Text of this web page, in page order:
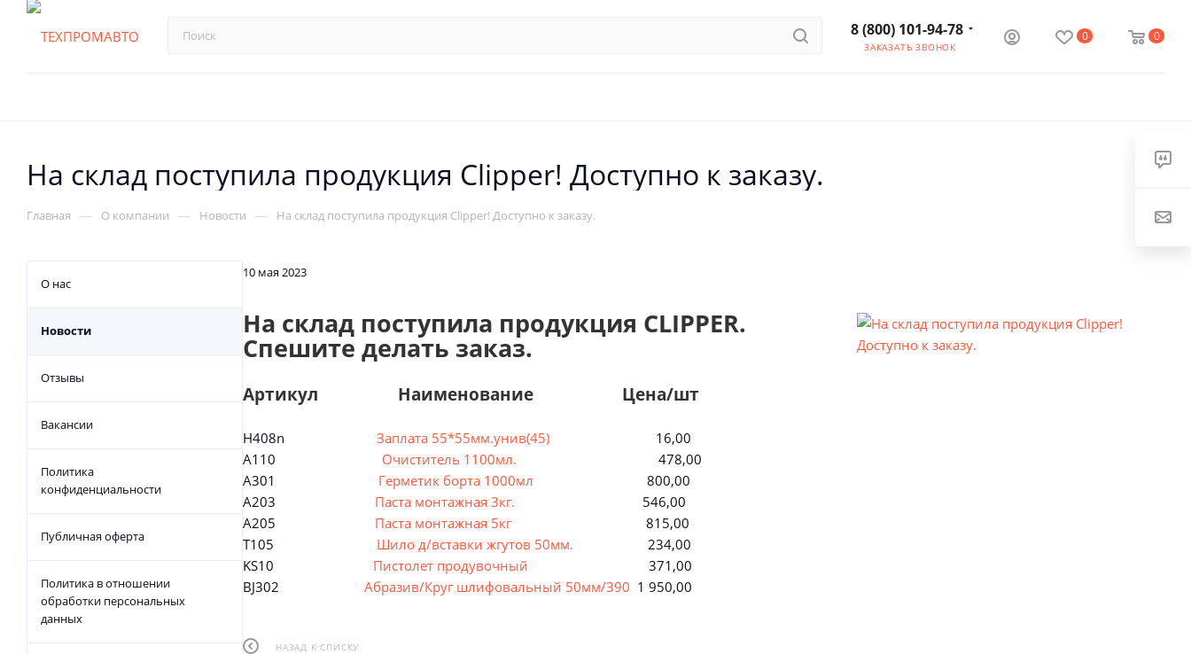
8 (800) 101-94-78
ЗАКАЗАТЬ ЗВОНОК
0 0
На склад поступила продукция Clipper! Доступно к заказу.
Главная — О компании — Новости — На склад поступила продукция Clipper! Доступно к заказу.
10 мая 2023
На склад поступила продукция CLIPPER.
Спешите делать заказ.
Артикул Наименование Цена/шт
H408n Заплата 55*55мм.унив(45) 16,00
A110 Очиститель 1100мл. 478,00
A301 Герметик борта 1000мл 800,00
A203 Паста монтажная 3кг. 546,00
A205 Паста монтажная 5кг815,00
T105 Шило д/вставки жгутов 50мм. 234,00
KS10 Пистолет продувочный 371,00
BJ302 Абразив/Круг шлифовальный 50мм/390 1 950,00
НАЗАД К СПИСКУ
О нас
Новости
Отзывы
Вакансии
Политика
конфиденциальности
Публичная оферта
Политика в отношении
обработки персональных
данных